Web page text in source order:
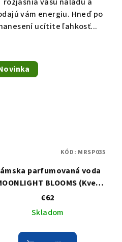
rozjasnia vašu náladu a
vám energiu. Hneď po
ucítite ľahkosť...
parfumovaná voda
BLOOMS (Kvet
svitu) - Tuberóza
vonná, jazmín, cyklámen,
€62
Skladom
KÓD: MRSP035